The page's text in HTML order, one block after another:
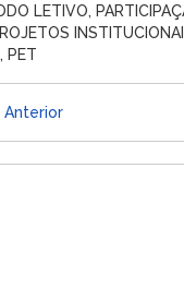
LETIVO,
PET
Anterior